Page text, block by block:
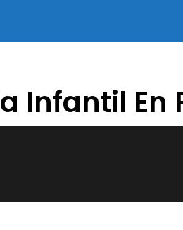
Infantil En